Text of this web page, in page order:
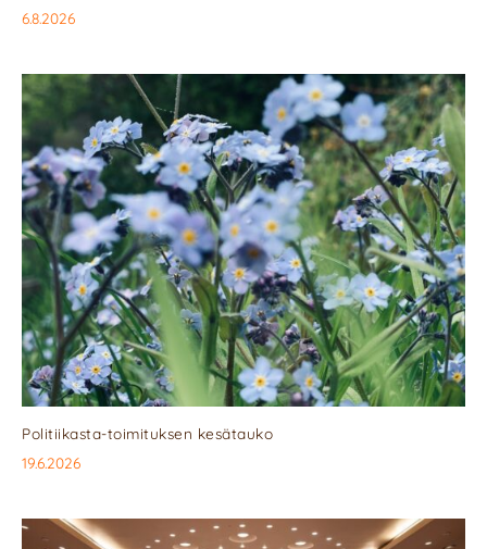
6.8.2026
Politiikasta-toimituksen kesätauko
19.6.2026